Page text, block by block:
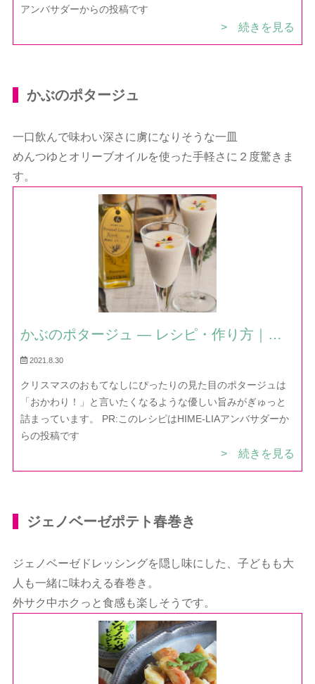
アンバサダーからの投稿です
> 続きを見る
かぶのポタージュ
一口飲んで味わい深さに虜になりそうな一皿
めんつゆとオリーブオイルを使った手軽さに２度驚きま
す。
かぶのポタージュ — レシピ・作り方｜ほ
だか村お料理びより
2021.8.30
クリスマスのおもてなしにぴったりの見た目のポタージュは
「おかわり！」と言いたくなるような優しい旨みがぎゅっと
詰まっています。 PR:このレシピはHIME-LIAアンバサダーか
らの投稿です
> 続きを見る
ジェノベーゼポテト春巻き
ジェノベーゼドレッシングを隠し味にした、子どもも大
人も一緒に味わえる春巻き。
外サク中ホクっと食感も楽しそうです。